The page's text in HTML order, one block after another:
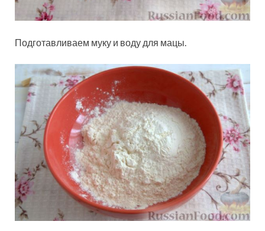
Подготавливаем муку и воду для мацы.